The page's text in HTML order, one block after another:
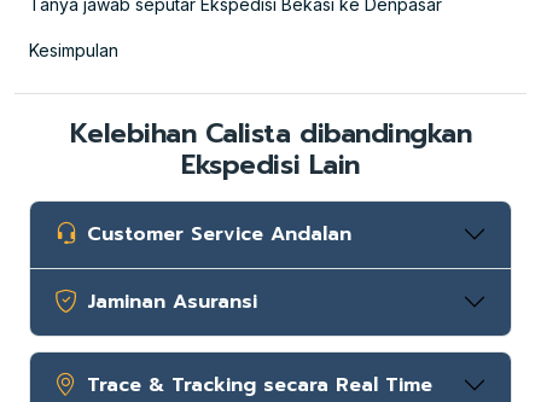
Kesimpulan
Kelebihan Calista dibandingkan
Ekspedisi Lain
Customer Service Andalan
Jaminan Asuransi
Trace & Tracking secara Real Time